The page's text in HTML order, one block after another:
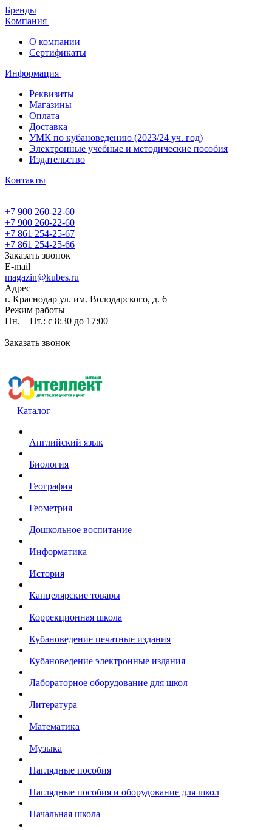
Бренды
Компания
О компании
Сертификаты
Информация
Реквизиты
Магазины
Oплата
Доставка
УМК по кубановедению (2023/24 уч. год)
Электронные учебные и методические пособия
Издательство
Контакты
+7 900 260-22-60
+7 900 260-22-60
+7 861 254-25-67
+7 861 254-25-66
Заказать звонок
E-mail
magazin@kubes.ru
Адрес
г. Краснодар ул. им. Володарского, д. 6
Режим работы
Пн. – Пт.: с 8:30 до 17:00
Заказать звонок
Каталог
Английский язык
Биология
География
Геометрия
Дошкольное воспитание
Информатика
История
Канцелярские товары
Коррекционная школа
Кубановедение печатные издания
Кубановедение электронные издания
Лабораторное оборудование для школ
Литература
Математика
Музыка
Наглядные пособия
Наглядные пособия и оборудование для школ
Начальная школа